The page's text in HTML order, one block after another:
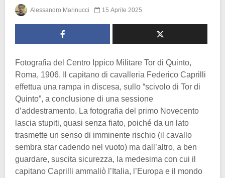
Alessandro Marinucci 15 Aprile 2025
Fotografia del Centro Ippico Militare Tor di Quinto,
Roma, 1906. Il capitano di cavalleria Federico Caprilli
effettua una rampa in discesa, sullo “scivolo di Tor di
Quinto”, a conclusione di una sessione
d’addestramento. La fotografia del primo Novecento
lascia stupiti, quasi senza fiato, poiché da un lato
trasmette un senso di imminente rischio (il cavallo
sembra star cadendo nel vuoto) ma dall’altro, a ben
guardare, suscita sicurezza, la medesima con cui il
capitano Caprilli ammaliò l’Italia, l’Europa e il mondo